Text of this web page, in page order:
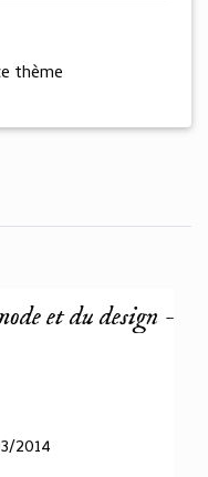
thème
et du design -
2014